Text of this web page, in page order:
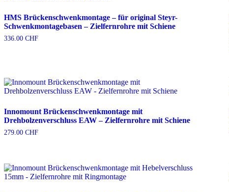
HMS Brückenschwenkmontage – für original Steyr-
Schwenkmontagebasen – Zielfernrohre mit Schiene
336.00 CHF
Innomount Brückenschwenkmontage mit
Drehbolzenverschluss EAW – Zielfernrohre mit Schiene
279.00 CHF